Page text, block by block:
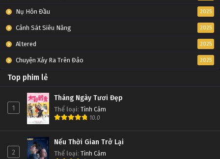
Nụ Hôn Đầu 2025
Cảnh Sát Siêu Năng 2025
Altered 2025
Chuyện Xảy Ra Trên Đảo 2025
Top phim lẻ
1
Tháng Ngày Tươi Đẹp
Thể loại: Tình Cảm
10.0
2
Nếu Thời Gian Trở Lại
Thể loại: Tình Cảm